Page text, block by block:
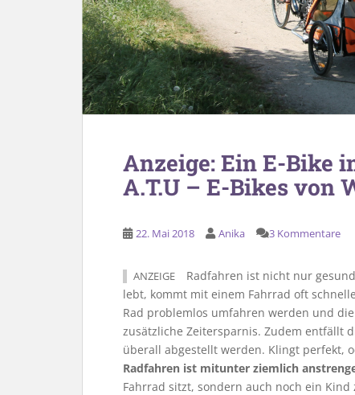
Anzeige: Ein E-Bike
A.T.U – E-Bikes von
22. Mai 2018 Anika 3 Kommentare
ANZEIGE
Radfahren ist nicht nur
lebt, kommt mit einem Fahrrad oft
Rad problemlos umfahren werden und
zusätzliche Zeitersparnis. Zudem entfällt
überall abgestellt werden. Klingt perfekt,
Radfahren ist mitunter ziemlich
Fahrrad sitzt, sondern auch noch ein